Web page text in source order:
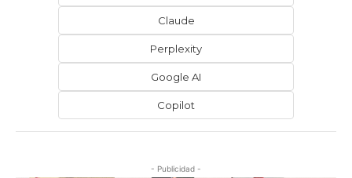
Claude
Perplexity
Google AI
Copilot
- Publicidad -